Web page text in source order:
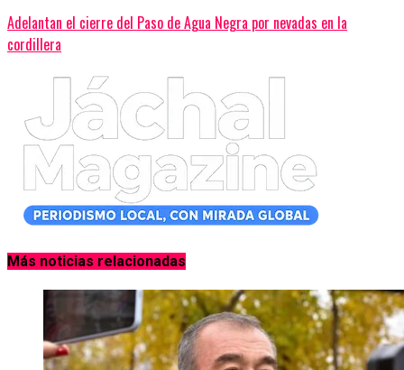
Adelantan el cierre del Paso de Agua Negra por nevadas en la
cordillera
Más noticias relacionadas